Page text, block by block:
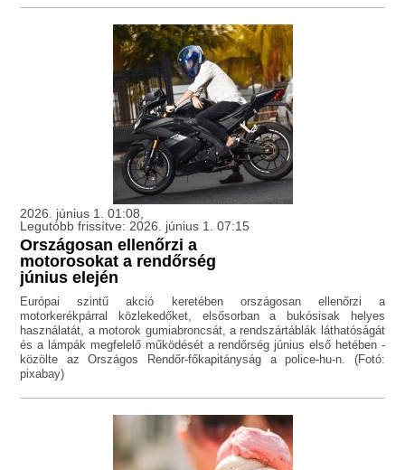
2026. június 1. 01:08,
Legutóbb frissítve: 2026. június 1. 07:15
Országosan ellenőrzi a
motorosokat a rendőrség
június elején
Európai szintű akció keretében országosan ellenőrzi a
motorkerékpárral közlekedőket, elsősorban a bukósisak helyes
használatát, a motorok gumiabroncsát, a rendszártáblák láthatóságát
és a lámpák megfelelő működését a rendőrség június első hetében -
közölte az Országos Rendőr-főkapitányság a police-hu-n. (Fotó:
pixabay)